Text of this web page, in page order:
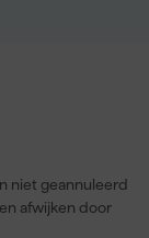
niet geannuleerd
afwijken door